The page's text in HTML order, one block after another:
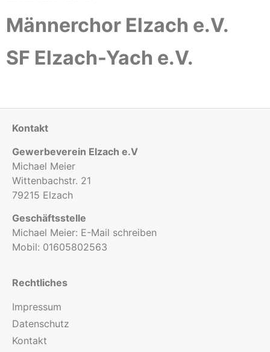
Männerchor Elzach e.V.
SF Elzach-Yach e.V.
Kontakt
Gewerbeverein Elzach e.V
Michael Meier
Wittenbachstr. 21
79215 Elzach
Geschäftsstelle
Michael Meier: E-Mail schreiben
Mobil: 01605802563
Rechtliches
Impressum
Datenschutz
Kontakt